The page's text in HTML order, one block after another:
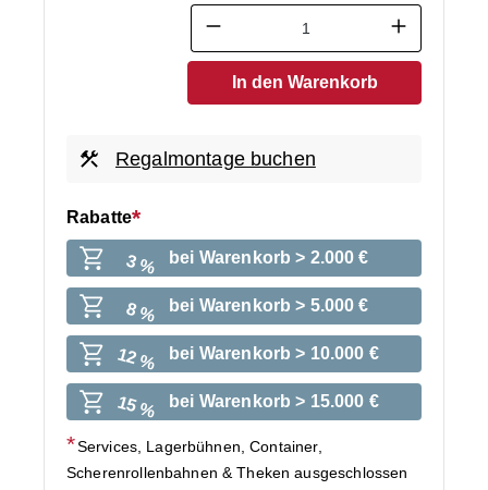
Produkt Anzahl: Gib den
In den Warenkorb
Regalmontage buchen
Rabatte
3 % bei Warenkorb > 2.000 €
8 % bei Warenkorb > 5.000 €
12 % bei Warenkorb > 10.000 €
15 % bei Warenkorb > 15.000 €
Services, Lagerbühnen, Container,
Scherenrollenbahnen & Theken ausgeschlossen